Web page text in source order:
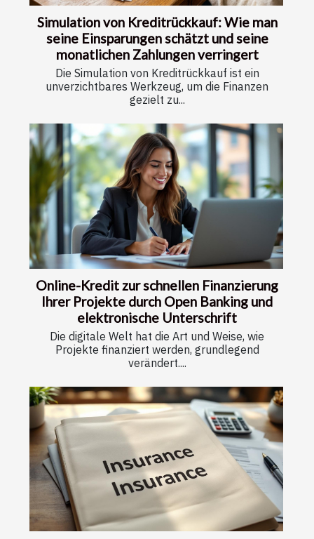
Simulation von Kreditrückkauf: Wie man
seine Einsparungen schätzt und seine
monatlichen Zahlungen verringert
Die Simulation von Kreditrückkauf ist ein
unverzichtbares Werkzeug, um die Finanzen
gezielt zu...
Online-Kredit zur schnellen Finanzierung
Ihrer Projekte durch Open Banking und
elektronische Unterschrift
Die digitale Welt hat die Art und Weise, wie
Projekte finanziert werden, grundlegend
verändert....